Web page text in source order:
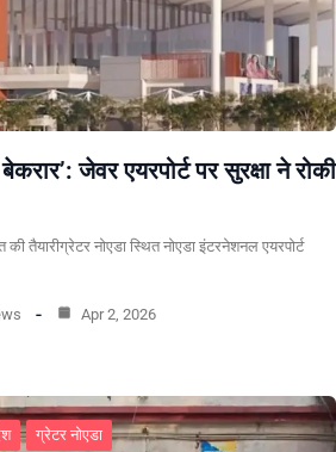
जेवर एयरपोर्ट पर सुरक्षा ने रोकी
तैयारीग्रेटर नोएडा स्थित नोएडा इंटरनेशनल एयरपोर्ट
Apr 2, 2026
ग्रेटर नोएडा